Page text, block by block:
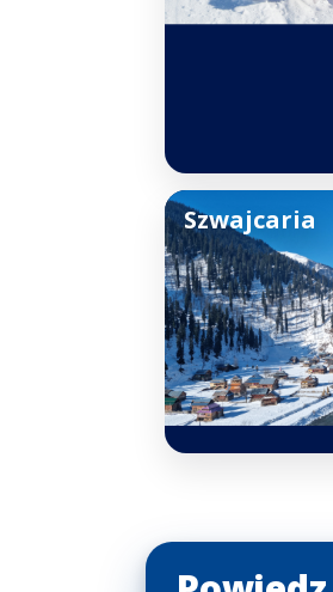
Szwajcaria